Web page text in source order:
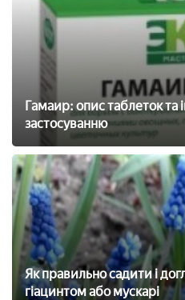
Гамаир: опис таблеток та
застосуванню
Як правильно садити і
гіацинтом або мускарі